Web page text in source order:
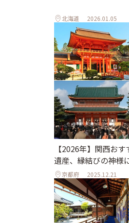
北海道 2026.01.05
【2026年】関西お
遺産、縁結びの神様
京都府 2025.12.21